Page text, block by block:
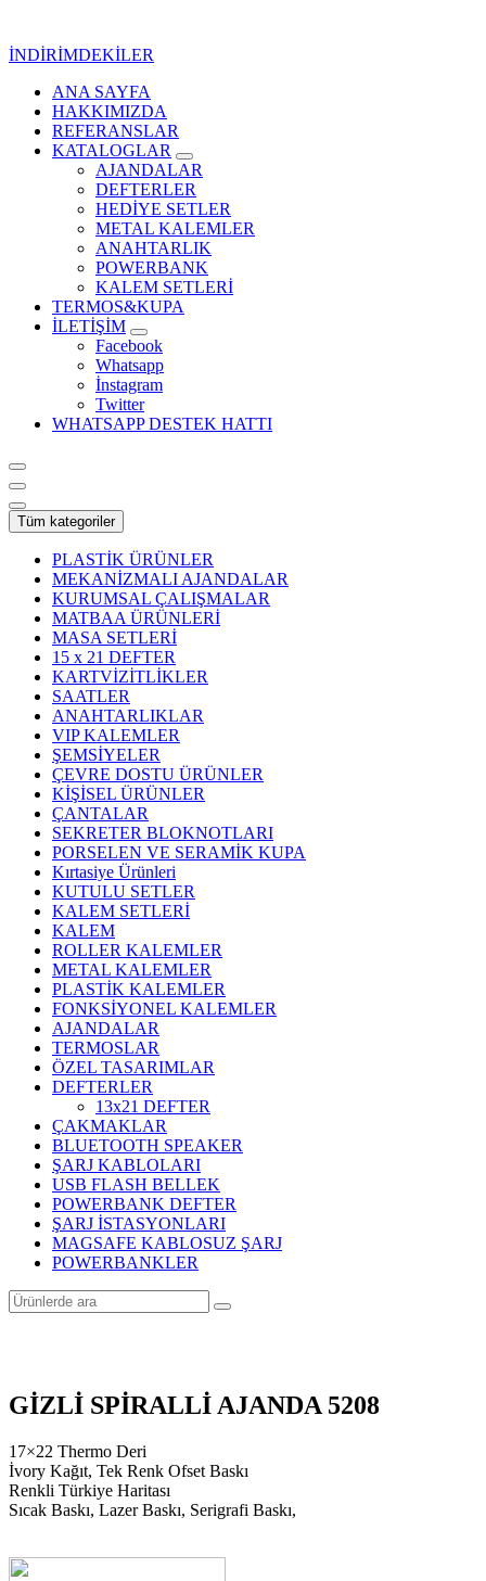
İNDİRİMDEKİLER
Kurumsal Promosyon-Hediyelik
ANA SAYFA
HAKKIMIZDA
REFERANSLAR
KATALOGLAR
AJANDALAR
DEFTERLER
HEDİYE SETLER
METAL KALEMLER
ANAHTARLIK
POWERBANK
KALEM SETLERİ
TERMOS&KUPA
İLETİŞİM
Facebook
Whatsapp
İnstagram
Twitter
WHATSAPP DESTEK HATTI
Tüm kategoriler
PLASTİK ÜRÜNLER
MEKANİZMALI AJANDALAR
KURUMSAL ÇALIŞMALAR
MATBAA ÜRÜNLERİ
MASA SETLERİ
15 x 21 DEFTER
KARTVİZİTLİKLER
SAATLER
ANAHTARLIKLAR
VIP KALEMLER
ŞEMSİYELER
ÇEVRE DOSTU ÜRÜNLER
KİŞİSEL ÜRÜNLER
ÇANTALAR
SEKRETER BLOKNOTLARI
PORSELEN VE SERAMİK KUPA
Kırtasiye Ürünleri
KUTULU SETLER
KALEM SETLERİ
KALEM
ROLLER KALEMLER
METAL KALEMLER
PLASTİK KALEMLER
FONKSİYONEL KALEMLER
AJANDALAR
TERMOSLAR
ÖZEL TASARIMLAR
DEFTERLER
13x21 DEFTER
ÇAKMAKLAR
BLUETOOTH SPEAKER
ŞARJ KABLOLARI
USB FLASH BELLEK
POWERBANK DEFTER
ŞARJ İSTASYONLARI
MAGSAFE KABLOSUZ ŞARJ
POWERBANKLER
GİZLİ SPİRALLİ AJANDA 5208
17×22 Thermo Deri
İvory Kağıt, Tek Renk Ofset Baskı
Renkli Türkiye Haritası
Sıcak Baskı, Lazer Baskı, Serigrafi Baskı,